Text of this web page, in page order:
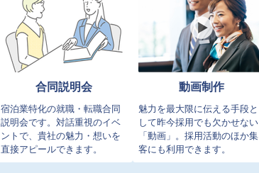
合同説明会
宿泊業特化の就職・転職合同
説明会です。対話重視のイベ
ントで、貴社の魅力・想いを
直接アピールできます。
動画制作
魅力を最大限に伝える手段と
して昨今採用でも欠かせない
「動画」。採用活動のほか集
客にも利用できます。